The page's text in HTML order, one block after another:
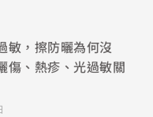
敏，擦防曬為何沒
傷、熱疹、光過敏關